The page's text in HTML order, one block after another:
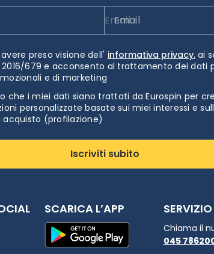
Email
preso visione dell' informativa privacy.ai
2016/679 e acconsento al trattamento dei dati
e di marketing
che i miei dati siano trattati da Eurospin per
personalizzate basate sui miei interessi e
acquisto (profilazione)
Iscriviti subito
SCARICA L’APP
Chiama il
045